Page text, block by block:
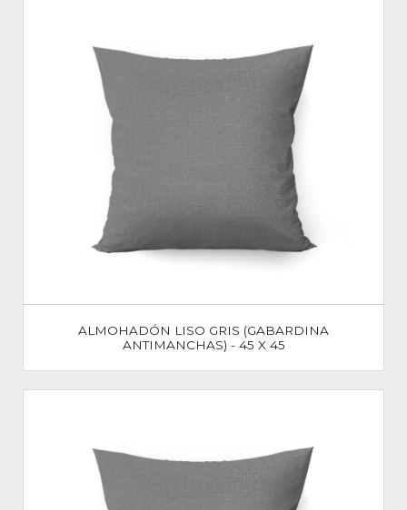
ALMOHADÓN LISO GRIS (GABARDINA
ANTIMANCHAS) - 45 X 45